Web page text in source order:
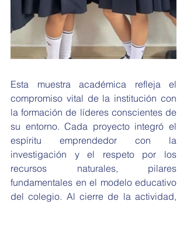
Esta muestra académica refleja el
compromiso vital de la institución con
la formación de líderes conscientes de
su entorno. Cada proyecto integró el
espíritu emprendedor con la
investigación y el respeto por los
recursos naturales, pilares
fundamentales en el modelo educativo
del colegio. Al cierre de la actividad,